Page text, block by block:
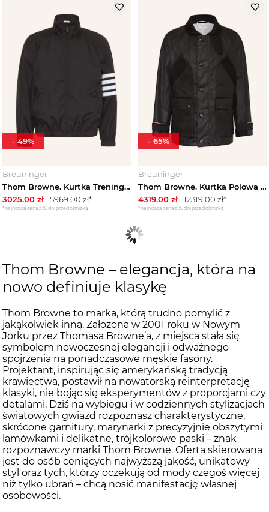
Breuninger
Thom Browne. Kurtka Treningowa schwarz
3025.00 zł 5969.00zł*
*najniższa cena z 30 dni przed obniżką
- 49%
Breuninger
Thom Browne. Kurtka Polowa schwarz CZARNY
4319.00 zł 12319.00zł*
*najniższa cena z 30 dni przed obniżką
- 65%
Thom Browne – elegancja, która na
nowo definiuje klasykę
Thom Browne to marka, którą trudno pomylić z
jakąkolwiek inną. Założona w 2001 roku w Nowym
Jorku przez Thomasa Browne’a, z miejsca stała się
symbolem nowoczesnej elegancji i odważnego
spojrzenia na ponadczasowe męskie fasony.
Projektant, inspirując się amerykańską tradycją
krawiectwa, postawił na nowatorską reinterpretację
klasyki, nie bojąc się eksperymentów z proporcjami czy
detalami. Dziś na wybiegu i w codziennych stylizacjach
światowych gwiazd rozpoznasz charakterystyczne,
skrócone garnitury, marynarki z precyzyjnie obszytymi
lamówkami i delikatne, trójkolorowe paski – znak
rozpoznawczy marki Thom Browne. Oferta skierowana
jest do osób ceniących najwyższą jakość, unikatowy
styl oraz tych, którzy oczekują od mody czegoś więcej
niż tylko ubrań – chcą nosić manifestację własnej
osobowości.